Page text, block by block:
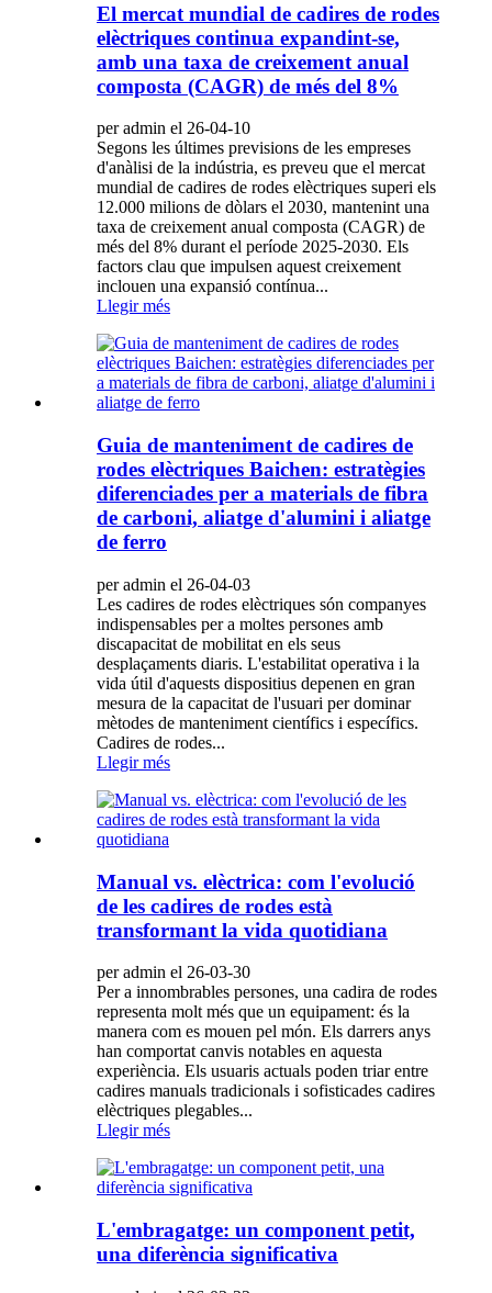
El mercat mundial de cadires de rodes
elèctriques continua expandint-se,
amb una taxa de creixement anual
composta (CAGR) de més del 8%
per admin el 26-04-10
Segons les últimes previsions de les empreses
d'anàlisi de la indústria, es preveu que el mercat
mundial de cadires de rodes elèctriques superi els
12.000 milions de dòlars el 2030, mantenint una
taxa de creixement anual composta (CAGR) de
més del 8% durant el període 2025-2030. Els
factors clau que impulsen aquest creixement
inclouen una expansió contínua...
Llegir més
Guia de manteniment de cadires de
rodes elèctriques Baichen: estratègies
diferenciades per a materials de fibra
de carboni, aliatge d'alumini i aliatge
de ferro
per admin el 26-04-03
Les cadires de rodes elèctriques són companyes
indispensables per a moltes persones amb
discapacitat de mobilitat en els seus
desplaçaments diaris. L'estabilitat operativa i la
vida útil d'aquests dispositius depenen en gran
mesura de la capacitat de l'usuari per dominar
mètodes de manteniment científics i específics.
Cadires de rodes...
Llegir més
Manual vs. elèctrica: com l'evolució
de les cadires de rodes està
transformant la vida quotidiana
per admin el 26-03-30
Per a innombrables persones, una cadira de rodes
representa molt més que un equipament: és la
manera com es mouen pel món. Els darrers anys
han comportat canvis notables en aquesta
experiència. Els usuaris actuals poden triar entre
cadires manuals tradicionals i sofisticades cadires
elèctriques plegables...
Llegir més
L'embragatge: un component petit,
una diferència significativa